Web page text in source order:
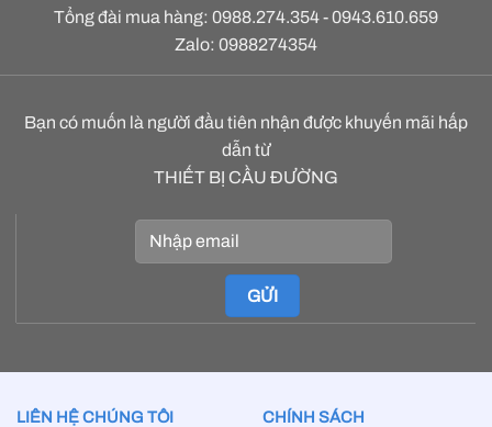
Tổng đài mua hàng: 0988.274.354 - 0943.610.659
Zalo: 0988274354
Bạn có muốn là người đầu tiên nhận được khuyến mãi hấp
dẫn từ
THIẾT BỊ CẦU ĐƯỜNG
LIÊN HỆ CHÚNG TÔI
CHÍNH SÁCH